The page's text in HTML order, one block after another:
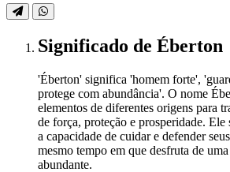
Significado de Éberton
'Éberton' significa 'homem forte',
protege com abundância'. O nome
elementos de diferentes origens para
de força, proteção e prosperidade. Ele
a capacidade de cuidar e defender
mesmo tempo em que desfruta de
abundante.